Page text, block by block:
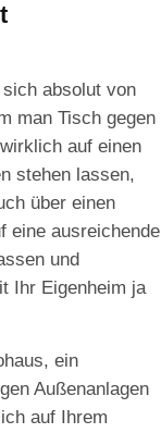
absolut von
man Tisch gegen
auf einen
stehen lassen,
über einen
eine ausreichende
und
Ihr Eigenheim ja
ein
Außenanlagen
auf Ihrem